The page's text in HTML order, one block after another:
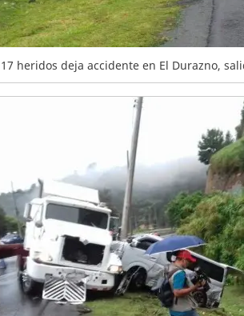
heridos deja accidente en El Durazno,